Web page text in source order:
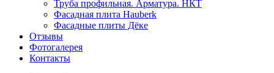
Труба профильная. Арматура. НКТ
Фасадная плита Hauberk
Фасадные плиты Дёке
Отзывы
Фотогалерея
Контакты